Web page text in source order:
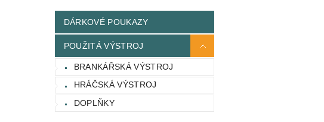
DÁRKOVÉ POUKAZY
POUŽITÁ VÝSTROJ
BRANKÁŘSKÁ VÝSTROJ
HRÁČSKÁ VÝSTROJ
DOPLŇKY